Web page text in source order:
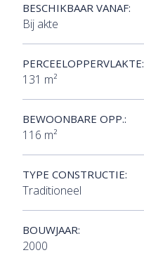
BESCHIKBAAR VANAF:
Bij akte
PERCEELOPPERVLAKTE:
131 m²
BEWOONBARE OPP.:
116 m²
TYPE CONSTRUCTIE:
Traditioneel
BOUWJAAR:
2000